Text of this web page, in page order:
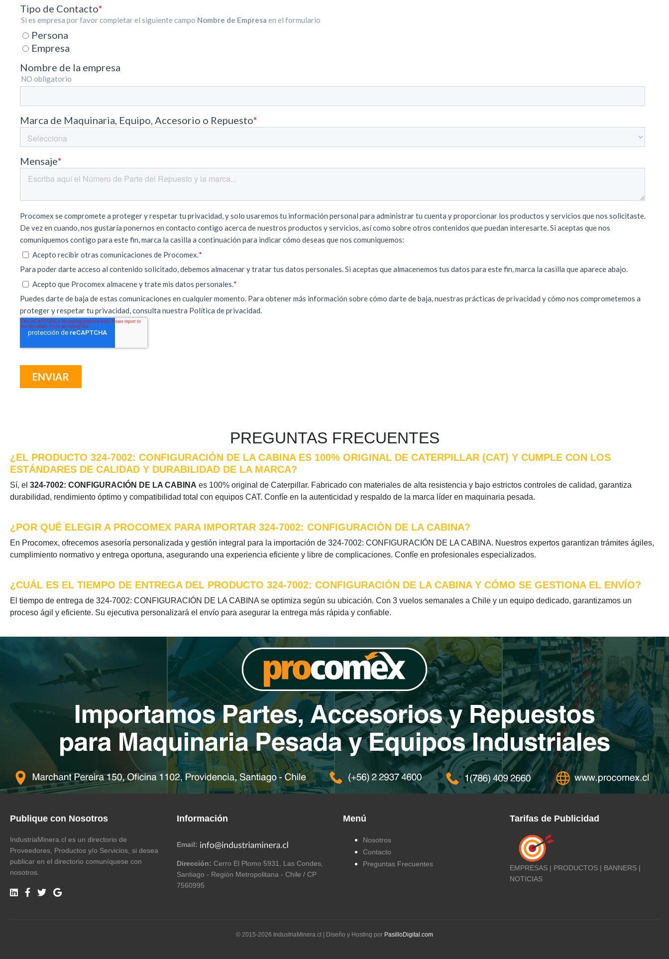
PREGUNTAS FRECUENTES
¿EL PRODUCTO 324-7002: CONFIGURACIÓN DE LA CABINA ES 100% ORIGINAL DE CATERPILLAR (CAT) Y CUMPLE CON LOS
ESTÁNDARES DE CALIDAD Y DURABILIDAD DE LA MARCA?
Sí, el 324-7002: CONFIGURACIÓN DE LA CABINA es 100% original de Caterpillar. Fabricado con materiales de alta resistencia y bajo estrictos controles de calidad, garantiza
durabilidad, rendimiento óptimo y compatibilidad total con equipos CAT. Confíe en la autenticidad y respaldo de la marca líder en maquinaria pesada.
¿POR QUÉ ELEGIR A PROCOMEX PARA IMPORTAR 324-7002: CONFIGURACIÓN DE LA CABINA?
En Procomex, ofrecemos asesoría personalizada y gestión integral para la importación de 324-7002: CONFIGURACIÓN DE LA CABINA. Nuestros expertos garantizan trámites ágiles,
cumplimiento normativo y entrega oportuna, asegurando una experiencia eficiente y libre de complicaciones. Confíe en profesionales especializados.
¿CUÁL ES EL TIEMPO DE ENTREGA DEL PRODUCTO 324-7002: CONFIGURACIÓN DE LA CABINA Y CÓMO SE GESTIONA EL ENVÍO?
El tiempo de entrega de 324-7002: CONFIGURACIÓN DE LA CABINA se optimiza según su ubicación. Con 3 vuelos semanales a Chile y un equipo dedicado, garantizamos un
proceso ágil y eficiente. Su ejecutiva personalizará el envío para asegurar la entrega más rápida y confiable.
Publique con Nosotros
IndustriaMinera.cl es un directorio de
Proveedores, Productos y/o Servicios, si desea
publicar en el directorio comuníquese con
nosotros.
Información
Email:
Dirección: Cerro El Plomo 5931, Las Condes,
Santiago - Región Metropolitana - Chile / CP
7560995
Menú
Nosotros
Contacto
Preguntas Frecuentes
Tarifas de Publicidad
EMPRESAS | PRODUCTOS | BANNERS |
NOTICIAS
© 2015-2026 IndustriaMinera.cl | Diseño y Hosting por PasilloDigital.com